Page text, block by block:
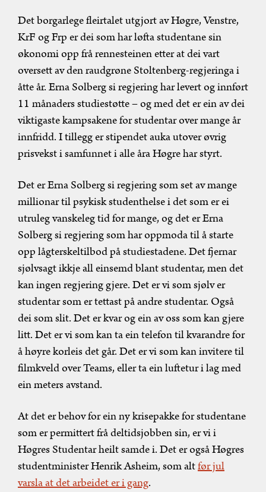
Det borgarlege fleirtalet utgjort av Høgre, Venstre,
KrF og Frp er dei som har løfta studentane sin
økonomi opp frå rennesteinen etter at dei vart
oversett av den raudgrøne Stoltenberg-regjeringa i
åtte år. Erna Solberg si regjering har levert og innført
11 månaders studiestøtte – og med det er ein av dei
viktigaste kampsakene for studentar over mange år
innfridd. I tillegg er stipendet auka utover øvrig
prisvekst i samfunnet i alle åra Høgre har styrt.
Det er Erna Solberg si regjering som set av mange
millionar til psykisk studenthelse i det som er ei
utruleg vanskeleg tid for mange, og det er Erna
Solberg si regjering som har oppmoda til å starte
opp lågterskeltilbod på studiestadene. Det fjernar
sjølvsagt ikkje all einsemd blant studentar, men det
kan ingen regjering gjere. Det er vi som sjølv er
studentar som er tettast på andre studentar. Også
dei som slit. Det er kvar og ein av oss som kan gjere
litt. Det er vi som kan ta ein telefon til kvarandre for
å høyre korleis det går. Det er vi som kan invitere til
filmkveld over Teams, eller ta ein luftetur i lag med
ein meters avstand.
At det er behov for ein ny krisepakke for studentane
som er permittert frå deltidsjobben sin, er vi i
Høgres Studentar heilt samde i. Det er også Høgres
studentminister Henrik Asheim, som altfør jul
varsla at det arbeidet er i gang.